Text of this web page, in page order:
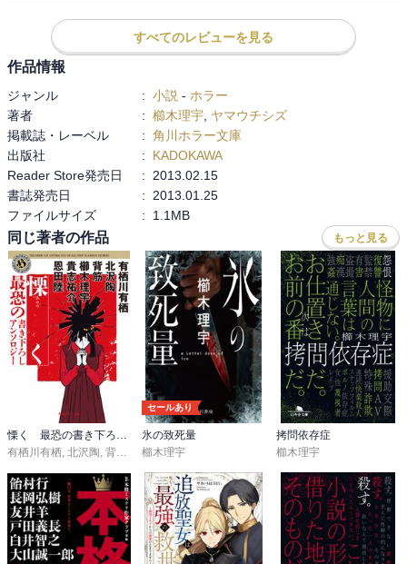
すべてのレビューを見る
作品情報
ジャンル : 小説 - ホラー
著者
: 櫛木理宇 ヤマウチシズ
掲載誌・レーベル
: 角川ホラー文庫
出版社
:
KADOKAWA
Reader Store発売日
:
2013.02.15
書誌発売日
:
2013.01.25
ファイルサイズ
: 1.1MB
同じ著者の作品 もっと見る
慄く 最恐の書き下ろしアンソロジー
有栖川有栖, 北沢陶, 背筋 櫛木理宇,貴志祐介
セールあり
氷の致死量
櫛木理宇
拷問依存症
櫛木理宇